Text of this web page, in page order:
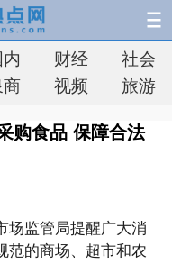
内 财经
社会
商 视频 旅游
购食品 保障合法
场监管局提醒广大消
范的商场、超市和农